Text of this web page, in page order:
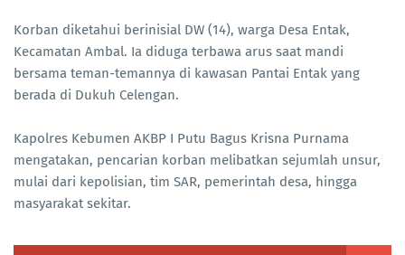
Korban diketahui berinisial DW (14), warga Desa Entak,
Kecamatan Ambal. Ia diduga terbawa arus saat mandi
bersama teman-temannya di kawasan Pantai Entak yang
berada di Dukuh Celengan.
Kapolres Kebumen AKBP I Putu Bagus Krisna Purnama
mengatakan, pencarian korban melibatkan sejumlah unsur,
mulai dari kepolisian, tim SAR, pemerintah desa, hingga
masyarakat sekitar.